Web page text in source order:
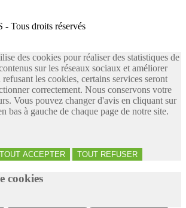
Tous droits réservés
des cookies pour réaliser des statistiques de
sur les réseaux sociaux et améliorer
les cookies, certains services seront
correctement. Nous conservons votre
Vous pouvez changer d'avis en cliquant sur
bas à gauche de chaque page de notre site.
TOUT ACCEPTER
TOUT REFUSER
cookies